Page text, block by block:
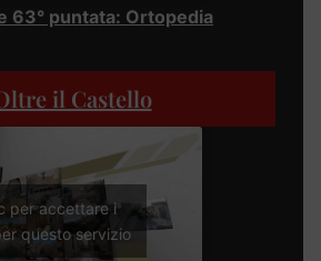
63° puntata: Ortopedia
il Castello
per accettare i
questo servizio